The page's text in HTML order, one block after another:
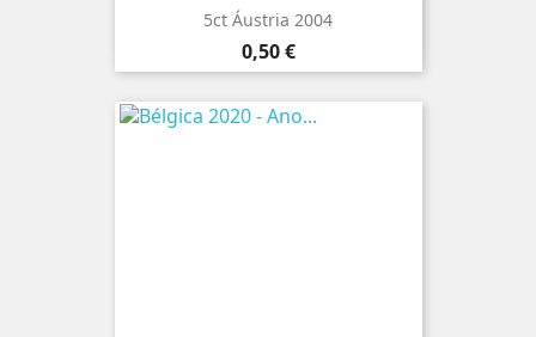
5ct Áustria 2004
Preço
0,50 €